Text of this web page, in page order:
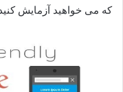
که می خواهید آزمایش